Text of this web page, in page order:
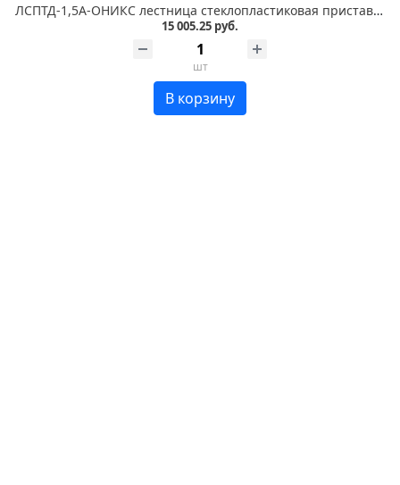
ЛСПТД-1,5А-ОНИКС лестница стеклопластиковая приставная, трансформируемая в стремянку с абразивным покрытием ступеней
15 005.25 руб.
шт
В корзину